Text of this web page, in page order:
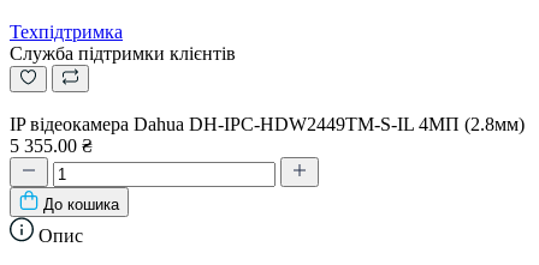
Техпідтримка
Служба підтримки клієнтів
IP відеокамера Dahua DH-IPC-HDW2449TM-S-IL 4МП (2.8мм)
5 355.00 ₴
До кошика
Опис